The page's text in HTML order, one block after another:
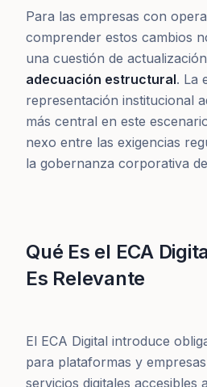
Para las empresas con
comprender estos cambios
una cuestión de
adecuación estructural. La
representación institucional
más central en este
nexo entre las exigencias
la gobernanza corporativa
Qué Es el ECA
Es Relevante
El ECA Digital introduce
para plataformas y
servicios digitales accesibles